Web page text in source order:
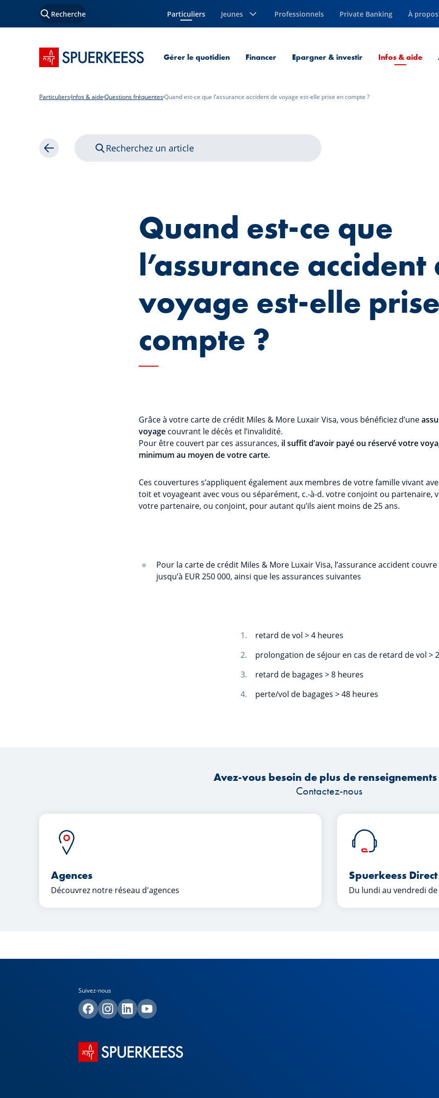
Recherche Particuliers
Page courante Jeunes Professionnels Private Banking À
Accueil SPUERKEESS Gérer le quotidien Financer Epargner & investir Infos & aide
ParticuliersInfos & aideQuestions fréquentesQuand est-ce que l’assurance accident de voyage est-elle prise en compte ?
Retour Recherchez un article
Quand est-ce que
l’assurance accident
voyage est-elle
compte ?
Grâce à votre carte de crédit Miles & More Luxair Visa, vous bénéficiez d’une
voyage couvrant le décès et l’invalidité.
Pour être couvert par ces assurances, il suffit d’avoir payé ou réservé votre
minimum au moyen de votre carte.
Ces couvertures s’appliquent également aux membres de votre famille vivant
toit et voyageant avec vous ou séparément, c.-à-d. votre conjoint ou partenaire,
votre partenaire, ou conjoint, pour autant qu’ils aient moins de 25 ans.
Pour la carte de crédit Miles & More Luxair Visa, l’assurance accident couvre
jusqu’à EUR 250 000, ainsi que les assurances suivantes
retard de vol > 4 heures
prolongation de séjour en cas de retard de vol >
retard de bagages > 8 heures
perte/vol de bagages > 48 heures
Avez-vous besoin de plus de renseignements
Contactez-nous
Agences
Découvrez notre réseau d'agences
Spuerkeess Direct
Du lundi au vendredi de
Suivez-nous